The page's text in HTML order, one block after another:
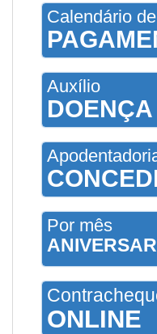
Calendário de
Auxílio
DOENÇA
Por mês
ONLINE